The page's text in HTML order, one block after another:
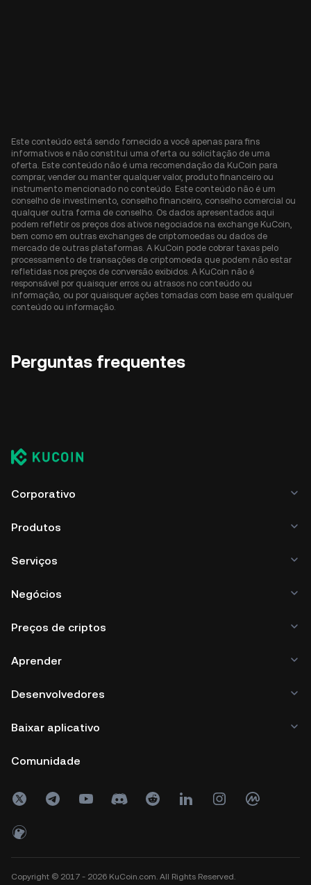
Este conteúdo está sendo fornecido a você apenas para fins
informativos e não constitui uma oferta ou solicitação de uma
oferta. Este conteúdo não é uma recomendação da KuCoin para
comprar, vender ou manter qualquer valor, produto financeiro ou
instrumento mencionado no conteúdo. Este conteúdo não é um
conselho de investimento, conselho financeiro, conselho comercial ou
qualquer outra forma de conselho. Os dados apresentados aqui
podem refletir os preços dos ativos negociados na exchange KuCoin,
bem como em outras exchanges de criptomoedas ou dados de
mercado de outras plataformas. A KuCoin pode cobrar taxas pelo
processamento de transações de criptomoeda que podem não estar
refletidas nos preços de conversão exibidos. A KuCoin não é
responsável por quaisquer erros ou atrasos no conteúdo ou
informação, ou por quaisquer ações tomadas com base em qualquer
conteúdo ou informação.
Perguntas frequentes
Corporativo
Produtos
Serviços
Negócios
Preços de criptos
Aprender
Desenvolvedores
Baixar aplicativo
Comunidade
Copyright © 2017 - 2026 KuCoin.com. All Rights Reserved.